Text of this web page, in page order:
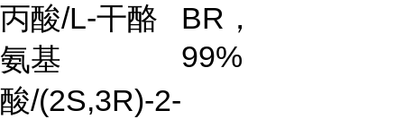
丙酸/L-干酪
氨基
酸/(2S,3R)-2-
BR，
99%